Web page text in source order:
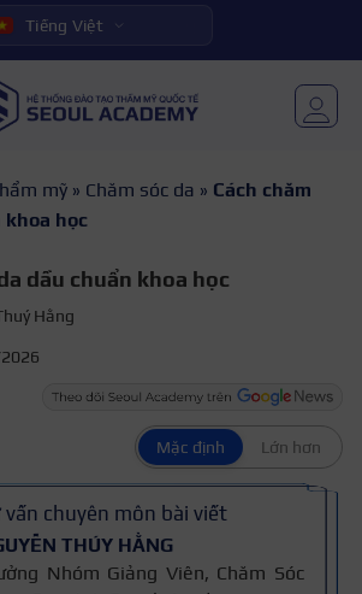
Tiếng Việt
mỹ » Chăm sóc da » Cách chăm
khoa học
dầu chuẩn khoa học
Hằng
Mặc định Lớn hơn
vấn chuyên môn bài viết
THÚY HẰNG
Nhóm Giảng Viên, Chăm Sóc